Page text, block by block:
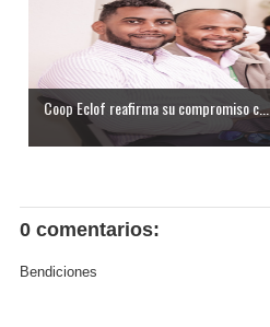
Coop Eclof reafirma su compromiso c...
0 comentarios:
Bendiciones